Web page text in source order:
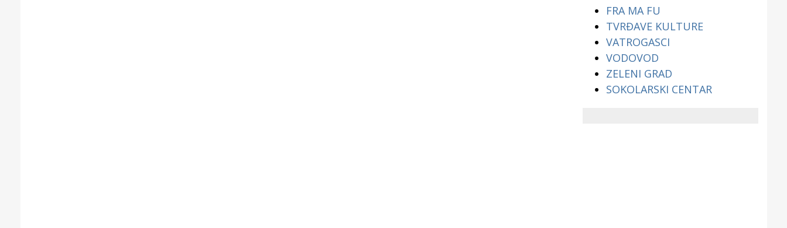
FRA MA FU
TVRĐAVE KULTURE
VATROGASCI
VODOVOD
ZELENI GRAD
SOKOLARSKI CENTAR